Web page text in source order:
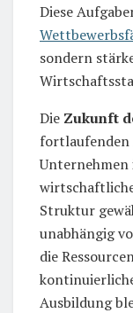
Diese
sondern
Die Zukunft
fortlaufenden
Unternehmen
Struktur
unabhängig
die
Ausbildung